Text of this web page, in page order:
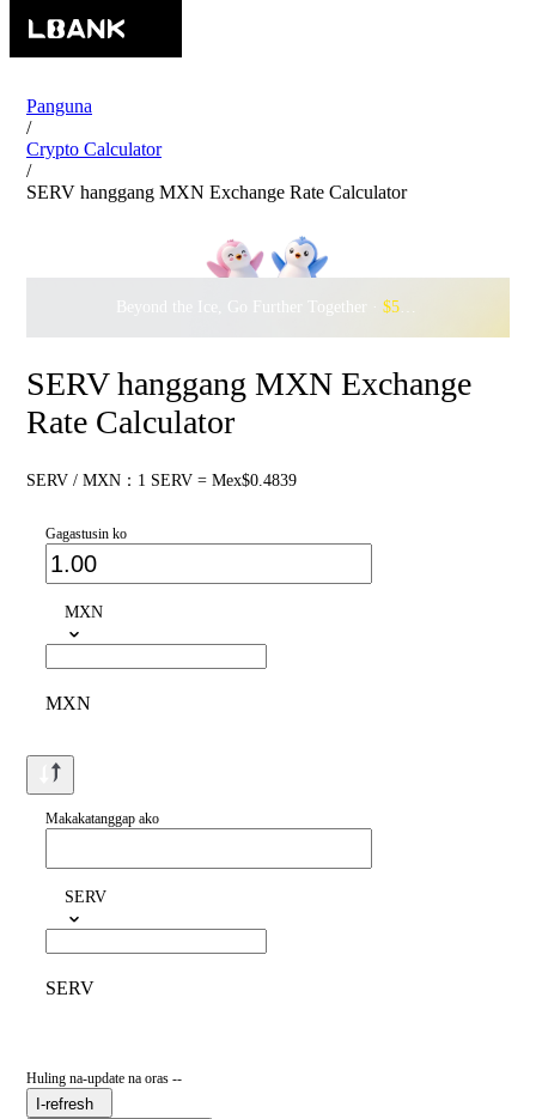
Panguna
/
Crypto Calculator
/
SERV hanggang MXN Exchange Rate Calculator
Beyond the Ice, Go Further Together · $500,000
SERV hanggang MXN Exchange
Rate Calculator
SERV / MXN：1 SERV = Mex$0.4839
Gagastusin ko
MXN
MXN
Makakatanggap ako
SERV
SERV
Huling na-update na oras --
I-refresh